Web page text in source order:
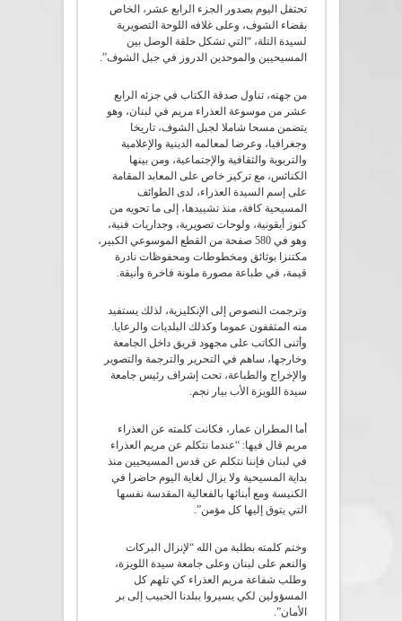
تحتفل اليوم بصدور الجزء الرابع عشر، الخاص
بقضاء الشوف، وعلى غلافه اللوحة التصويرية
لسيدة التلة، “التي تشكل حلقة الوصل بين
المسيحيين والموحدين الدروز في جبل الشوف”.
من جهته، تناول صدقة الكتاب في جزئه الرابع
عشر من موسوعة العذراء مريم في لبنان، وهو
يتضمن مسحا شاملا لجبل الشوف، تاريخا
وجغرافيا، وعرضا لمعالمه الدينية والإعلامية
والتربوية والثقافية والإجتماعية، ومن بينها
الكنائس، مع تركيز خاص على المعابد المقامة
على إسم السيدة العذراء، لدى الطوائف
المسيحية كافة، منذ تشييدها، إلى ما تحويه من
كنوز أيقونية، ولوحات تصويرية، وجداريات فنية،
وهو في 580 صفحة من القطع الموسوعي الكبير،
مكتنزا بوثائق ومخطوطات ومحفوظات نادرة
قيمة، في طباعة مصورة ملونة فاخرة وأنيقة.
وترجمت النصوص إلى الإنكليزية، لذلك يستفيد
منه المثقفون عموما وكذلك البلديات والرعايا.
وأثنى الكاتب على مجهود فريق داخل الجامعة
وخارجها، ساهم في التحرير والترجمة والتصوير
والإخراج والطباعة، تحت إشراف رئيس جامعة
سيدة اللويزة الأب بيار نجم.
أما المطران عمار، فكانت كلمته عن العذراء
مريم قال فيها: “عندما نتكلم عن مريم العذراء
في لبنان فإننا نتكلم عن قدس المسيحيين منذ
بداية المسيحية ولا يزال لغاية اليوم حاضرا في
الكنيسة ومع أبنائها بالفعالية المقدسة نفسها
التي يتوق إليها كل مؤمن”.
وختم كلمته بطلبة من الله “لإنزال البركات
والنعم على لبنان وعلى جامعة سيدة اللويزة،
وطلب شفاعة مريم العذراء كي تلهم كل
المسؤولين لكي يسيروا ببلدنا الحبيب إلى بر
الأمان”.